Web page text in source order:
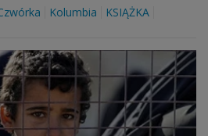
Kolumbia
KSIĄŻKA